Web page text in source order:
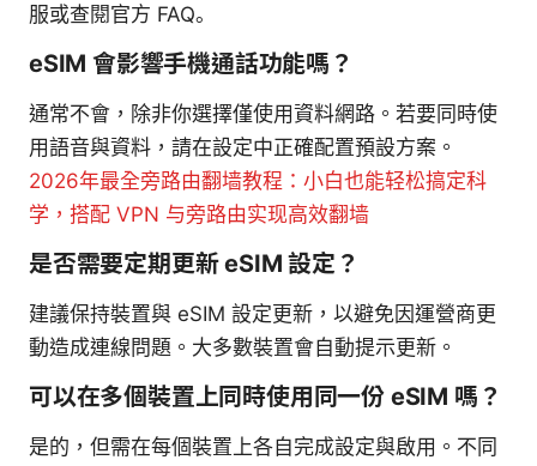
服或查閱官方 FAQ。
eSIM 會影響手機通話功能嗎？
通常不會，除非你選擇僅使用資料網路。若要同時使
用語音與資料，請在設定中正確配置預設方案。
2026年最全旁路由翻墙教程：小白也能轻松搞定科
学，搭配 VPN 与旁路由实现高效翻墙
是否需要定期更新 eSIM 設定？
建議保持裝置與 eSIM 設定更新，以避免因運營商更
動造成連線問題。大多數裝置會自動提示更新。
可以在多個裝置上同時使用同一份 eSIM 嗎？
是的，但需在每個裝置上各自完成設定與啟用。不同